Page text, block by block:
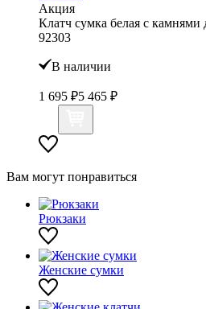
Акция
Клатч сумка белая с камнями
92303
В наличии
1 695 ₽5 465 ₽
Вам могут понравиться
Рюкзаки
Женские сумки